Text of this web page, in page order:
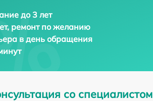
до 3 лет
ремонт по желанию
в день обращения
со специалистом